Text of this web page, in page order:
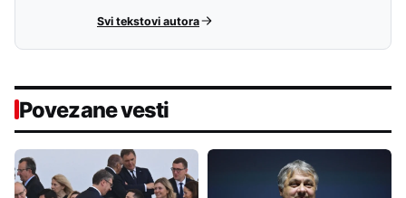
Svi tekstovi autora
Povezane vesti